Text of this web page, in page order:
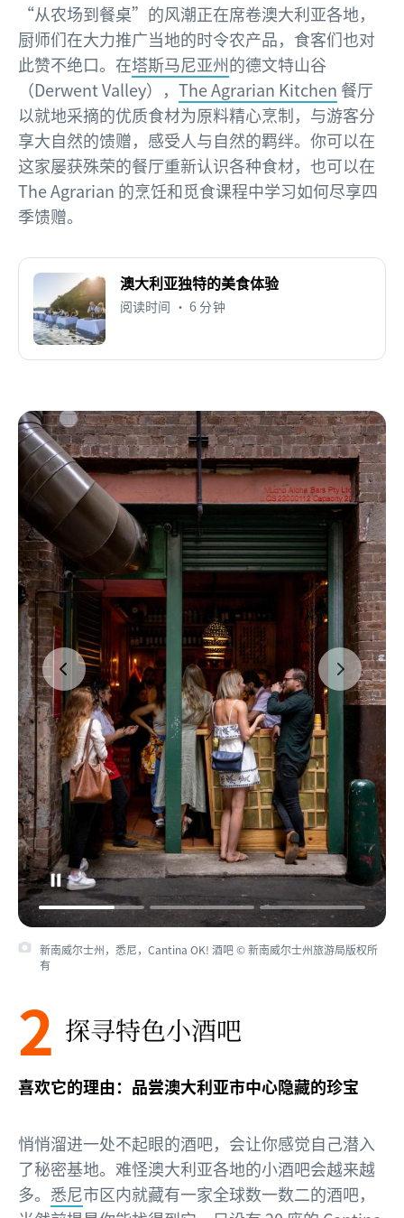
“从农场到餐桌”的风潮正在席卷澳大利亚各地，
厨师们在大力推广当地的时令农产品，食客们也对
此赞不绝口。在塔斯马尼亚州的德文特山谷
（Derwent Valley）， The Agrarian Kitchen 餐厅
以就地采摘的优质食材为原料精心烹制，与游客分
享大自然的馈赠，感受人与自然的羁绊。你可以在
这家屡获殊荣的餐厅重新认识各种食材，也可以在
The Agrarian 的烹饪和觅食课程中学习如何尽享四
季馈赠。
澳大利亚独特的美食体验
阅读时间 • 6 分钟
新南威尔士州，悉尼，Cantina OK! 酒吧 © 新南威尔士州旅游局版权所
有
2 探寻特色小酒吧
喜欢它的理由：品尝澳大利亚市中心隐藏的珍宝
悄悄溜进一处不起眼的酒吧，会让你感觉自己潜入
了秘密基地。难怪澳大利亚各地的小酒吧会越来越
多。 悉尼市区内就藏有一家全球数一数二的酒吧，